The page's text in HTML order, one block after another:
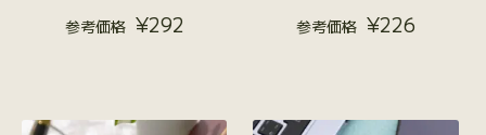
¥292 ¥226